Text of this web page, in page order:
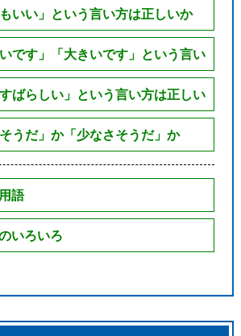
いい」という言い方は正しいか
です」「大きいです」という言い
ばらしい」という言い方は正しい
うだ」か「少なさそうだ」か
語
いろいろ